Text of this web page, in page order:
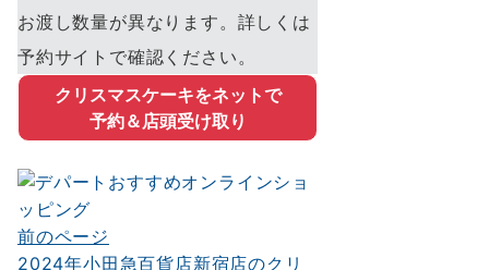
お渡し数量が異なります。詳しくは
予約サイトで確認ください。
クリスマスケーキをネットで
予約＆店頭受け取り
投
前のページ
2024年小田急百貨店新宿店のクリ